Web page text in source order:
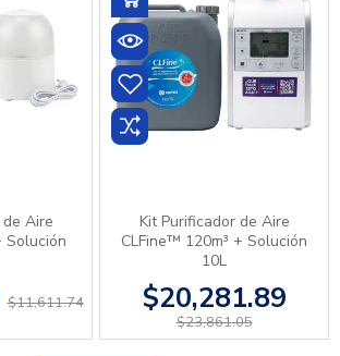
Aire
Solución
$11,611.74
Kit Purificador de Aire
CLFine™ 120m³ + Solución
10L
$20,281.89
$23,861.05